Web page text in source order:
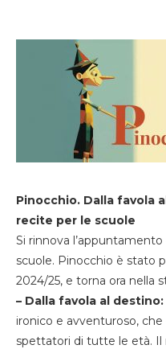
Pinocchio. Dalla favola
recite per le scuole
Si rinnova
scuole. Pinocchio è stato
2024/25, e torna ora nella
– Dalla favola al destino:
ironico e avventuroso,
spettatori di tutte le età. Il